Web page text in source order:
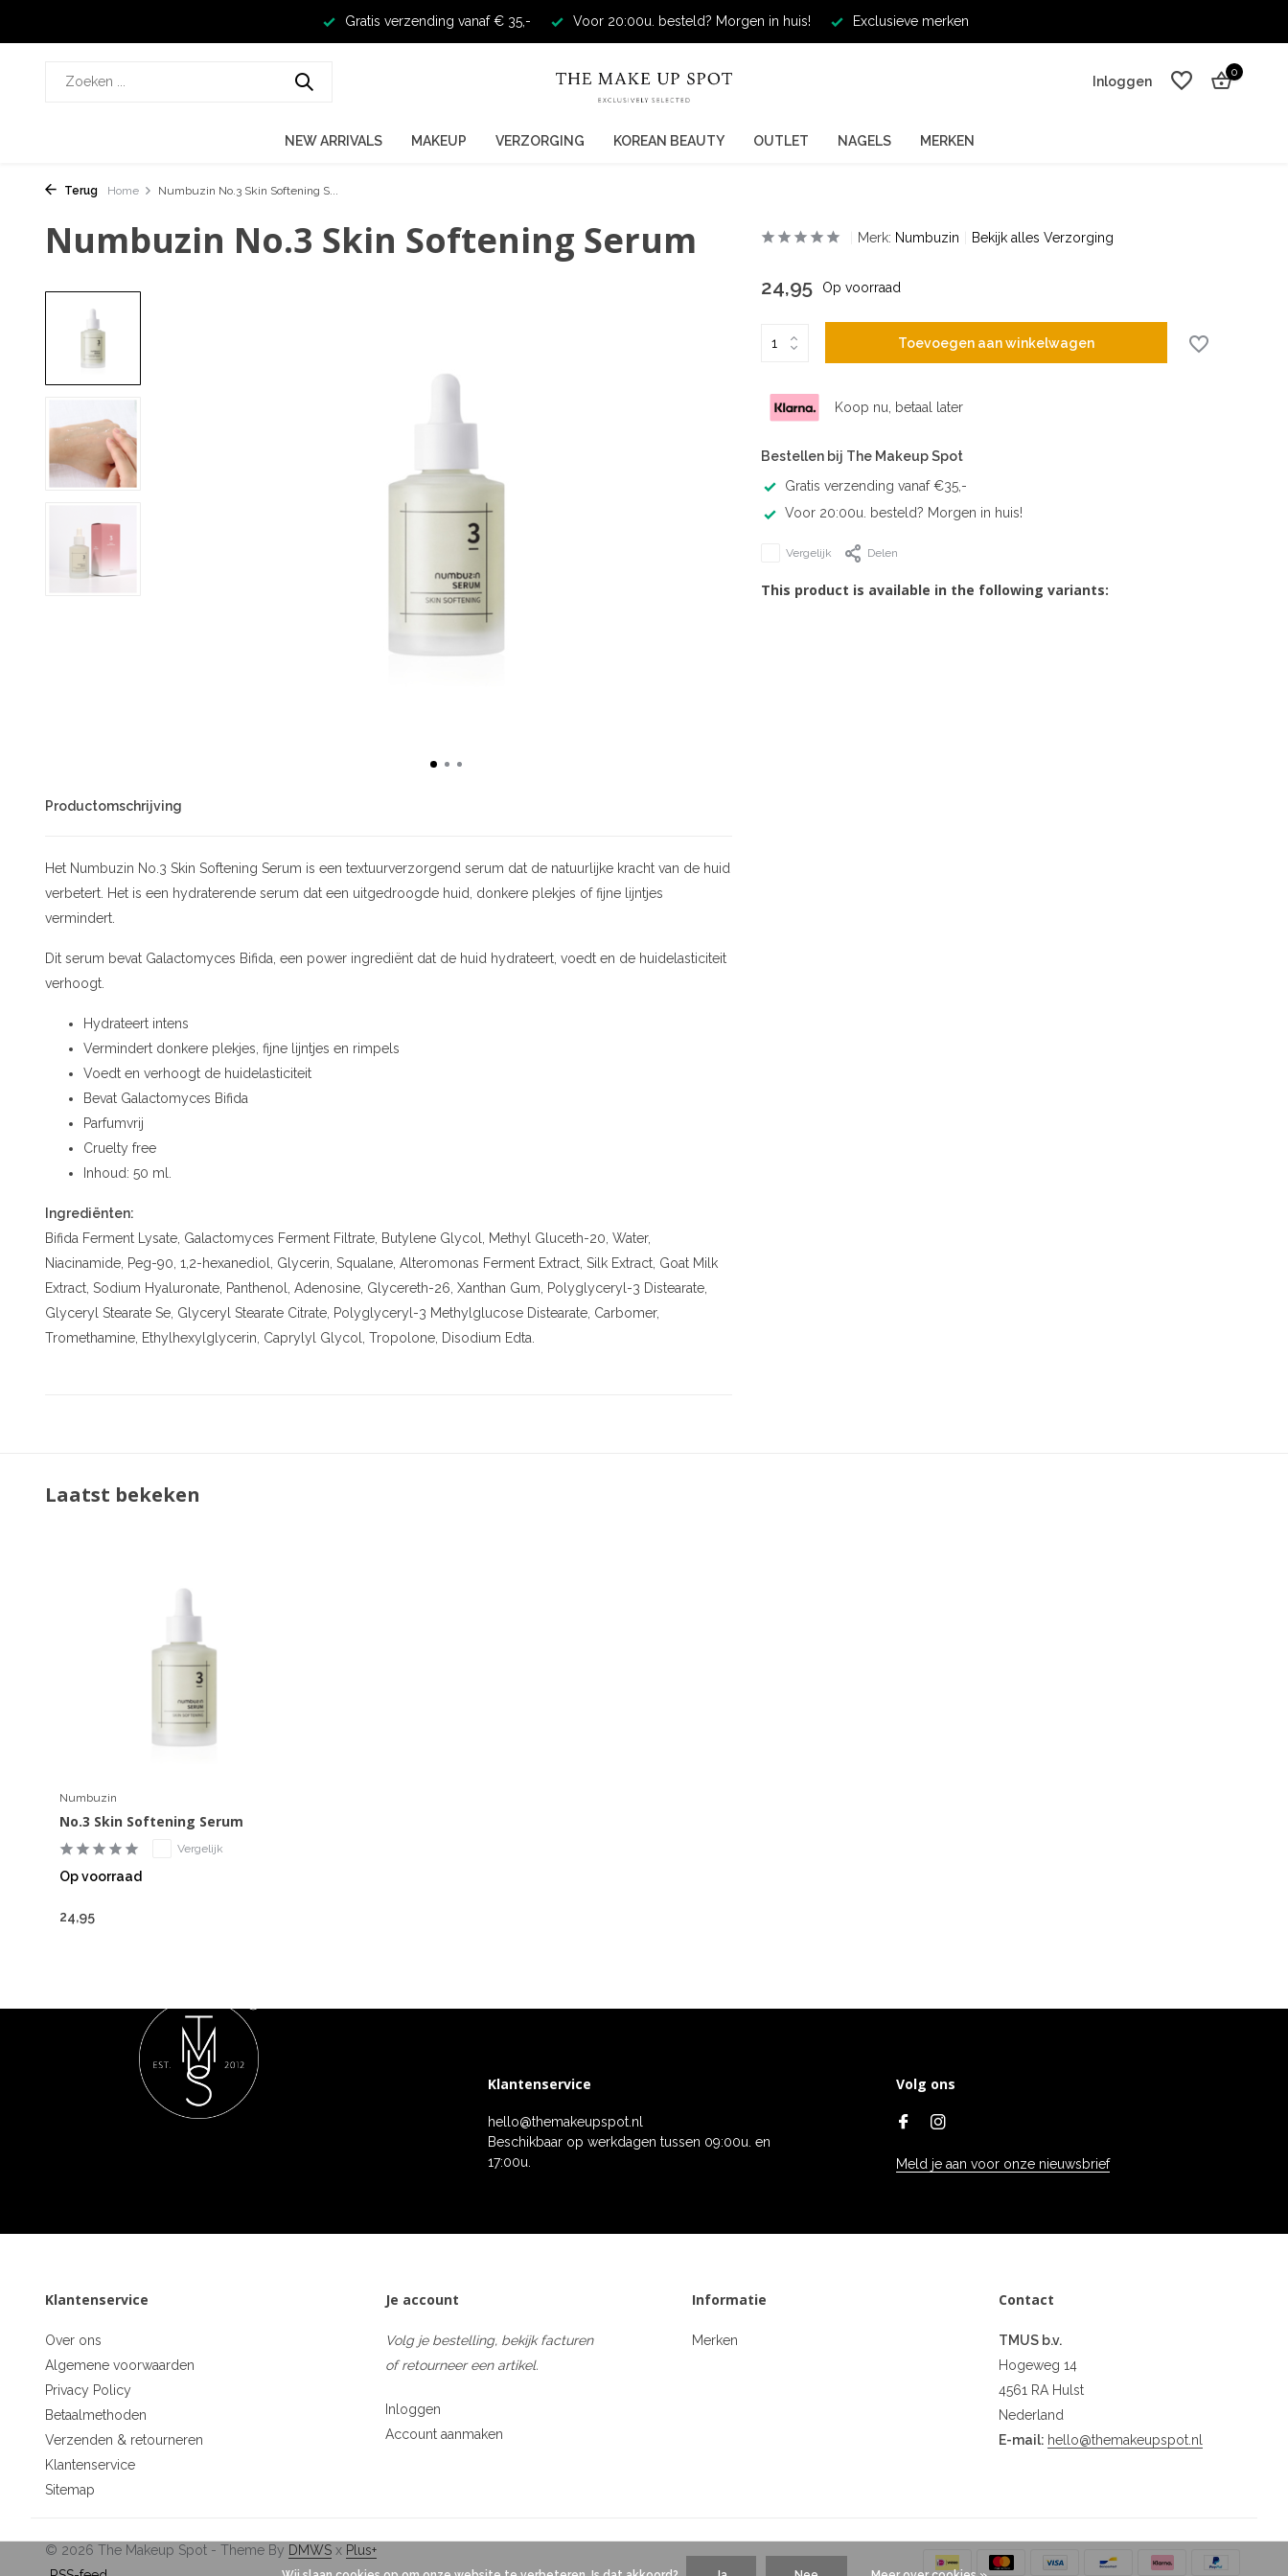
Gratis verzending vanaf € 35,- Voor 20:00u. besteld? Morgen in huis! Exclusieve merken
Inloggen
0
NEW ARRIVALS MAKEUP VERZORGING KOREAN BEAUTY OUTLET NAGELS MERKEN
Terug Home Numbuzin No.3 Skin Softening S...
Numbuzin No.3 Skin Softening Serum
Productomschrijving
Het Numbuzin No.3 Skin Softening Serum is een textuurverzorgend serum dat de natuurlijke kracht van de huid
verbetert. Het is een hydraterende serum dat een uitgedroogde huid, donkere plekjes of fijne lijntjes
vermindert.
Dit serum bevat Galactomyces Bifida, een power ingrediënt dat de huid hydrateert, voedt en de huidelasticiteit
verhoogt.
Hydrateert intens
Vermindert donkere plekjes, fijne lijntjes en rimpels
Voedt en verhoogt de huidelasticiteit
Bevat Galactomyces Bifida
Parfumvrij
Cruelty free
Inhoud: 50 ml.
Ingrediënten:
Bifida Ferment Lysate, Galactomyces Ferment Filtrate, Butylene Glycol, Methyl Gluceth-20, Water,
Niacinamide, Peg-90, 1,2-hexanediol, Glycerin, Squalane, Alteromonas Ferment Extract, Silk Extract, Goat Milk
Extract, Sodium Hyaluronate, Panthenol, Adenosine, Glycereth-26, Xanthan Gum, Polyglyceryl-3 Distearate,
Glyceryl Stearate Se, Glyceryl Stearate Citrate, Polyglyceryl-3 Methylglucose Distearate, Carbomer,
Tromethamine, Ethylhexylglycerin, Caprylyl Glycol, Tropolone, Disodium Edta.
Merk: Numbuzin Bekijk alles Verzorging
24,95 Op voorraad
Toevoegen aan winkelwagen
Koop nu, betaal later
Bestellen bij The Makeup Spot
Gratis verzending vanaf €35,-
Voor 20:00u. besteld? Morgen in huis!
Vergelijk Delen
This product is available in the following variants:
Laatst bekeken
Numbuzin
No.3 Skin Softening Serum
Vergelijk
Op voorraad
24,95
Klantenservice
hello@themakeupspot.nl
Beschikbaar op werkdagen tussen 09:00u. en
17:00u.
Volg ons
Meld je aan voor onze nieuwsbrief
Klantenservice
Over ons
Algemene voorwaarden
Privacy Policy
Betaalmethoden
Verzenden & retourneren
Klantenservice
Sitemap
Je account
Volg je bestelling, bekijk facturen
of retourneer een artikel.
Inloggen
Account aanmaken
Informatie
Merken
Contact
TMUS b.v.
Hogeweg 14
4561 RA Hulst
Nederland
E-mail: hello@themakeupspot.nl
© 2026 The Makeup Spot - Theme By DMWS x Plus+